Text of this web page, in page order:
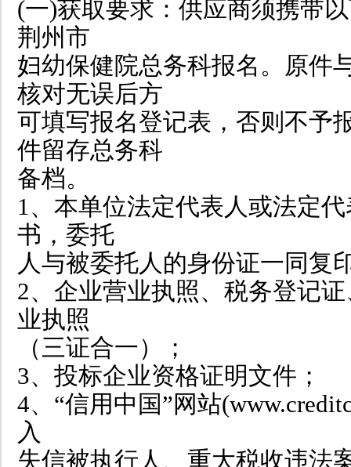
(一)获取要求：供应商须携带
荆州市
妇幼保健院总务科报名。原件
核对无误后方
可填写报名登记表，否则不予
件留存总务科
备档。
1、本单位法定代表人或法定
书，委托
人与被委托人的身份证一同复
2、企业营业执照、税务登记
业执照
（三证合一）；
3、投标企业资格证明文件；
4、“信用中国”网站
入
失信被执行人、重大税收违法